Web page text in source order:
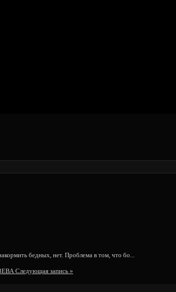
бедных, нет. Проблема в том, что бо...
Следующая запись »